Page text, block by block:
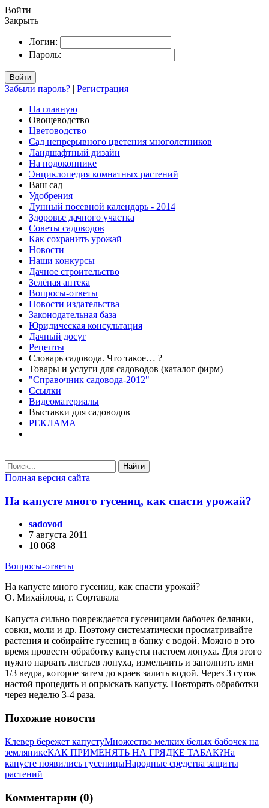
Войти
Закрыть
Логин:
Пароль:
Войти
Забыли пароль? | Регистрация
На главную
Овощеводство
Цветоводство
Сад непрерывного цветения многолетников
Ландшафтный дизайн
На подоконнике
Энциклопедия комнатных растений
Ваш сад
Удобрения
Лунный посевной календарь - 2014
Здоровье дачного участка
Советы садоводов
Как сохранить урожай
Новости
Наши конкурсы
Дачное строительство
Зелёная аптека
Вопросы-ответы
Новости издательства
Законодательная база
Юридическая консультация
Дачный досуг
Рецепты
Словарь садовода. Что такое… ?
Товары и услуги для садоводов (каталог фирм)
"Справочник садовода-2012"
Ссылки
Видеоматериалы
Выставки для садоводов
РЕКЛАМА
Найти
Полная версия сайта
На капусте много гусениц, как спасти урожай?
sadovod
7 августа 2011
10 068
Вопросы-ответы
На капусте много гусениц, как спасти урожай?
О. Михайлова, г. Сортавала
Капуста сильно повреждается гусеницами бабочек белянки,
совки, моли и др. Поэтому систематически просматривайте
растения и собирайте гусениц в банку с водой. Можно в это
время провести обработку капусты настоем лопуха. Для этого
нужно нарвать листьев лопуха, измельчить и заполнить ими
1/3 ведра, которое затем до краев залить водой. Через 3 суток
настой процедить и опрыскать капусту. Повторять обработки
через неделю 3-4 раза.
Похожие новости
Клевер бережет капустуМножество мелких белых бабочек на
земляникеКАК ПРИМЕНЯТЬ НА ГРЯДКЕ ТАБАК?На
капусте появились гусеницыНародные средства защиты
растений
Комментарии (0)